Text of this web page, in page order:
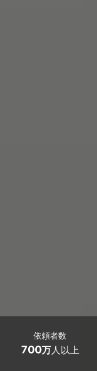
依頼者数
700万人以上